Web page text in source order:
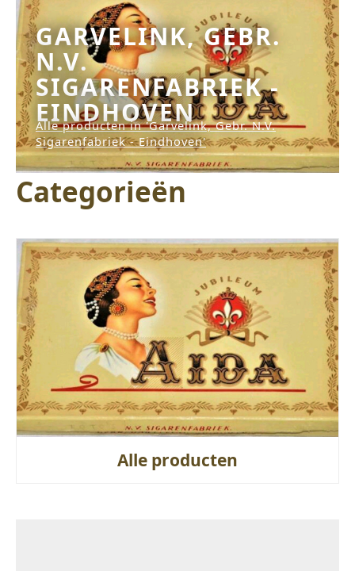
GARVELINK, GEBR.
N.V.
SIGARENFABRIEK -
EINDHOVEN
Alle producten in 'Garvelink, Gebr. N.V.
Sigarenfabriek - Eindhoven'
Categorieën
Alle producten